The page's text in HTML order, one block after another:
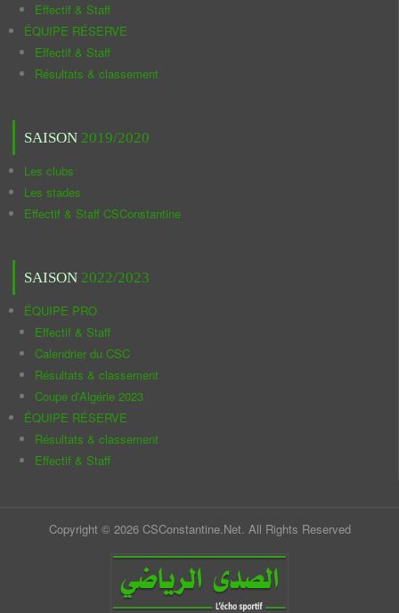
Effectif & Staff
ÉQUIPE RÉSERVE
Effectif & Staff
Résultats & classement
SAISON 2019/2020
Les clubs
Les stades
Effectif & Staff CSConstantine
SAISON 2022/2023
ÉQUIPE PRO
Effectif & Staff
Calendrier du CSC
Résultats & classement
Coupe d'Algérie 2023
ÉQUIPE RÉSERVE
Résultats & classement
Effectif & Staff
Copyright © 2026 CSConstantine.Net. All Rights Reserved